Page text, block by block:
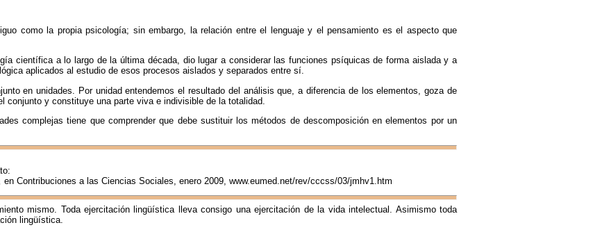
como la propia psicología; sin embargo, la relación entre el lenguaje y el pensamiento es el aspecto que
científica a lo largo de la última década, dio lugar a considerar las funciones psíquicas de forma aislada y a
aplicados al estudio de esos procesos aislados y separados entre sí.
en unidades. Por unidad entendemos el resultado del análisis que, a diferencia de los elementos, goza de
y constituye una parte viva e indivisible de la totalidad.
complejas tiene que comprender que debe sustituir los métodos de descomposición en elementos por un
en Contribuciones a las Ciencias Sociales, enero 2009, www.eumed.net/rev/cccss/03/jmhv1.htm
mismo. Toda ejercitación lingüística lleva consigo una ejercitación de la vida intelectual. Asimismo toda
lingüística.